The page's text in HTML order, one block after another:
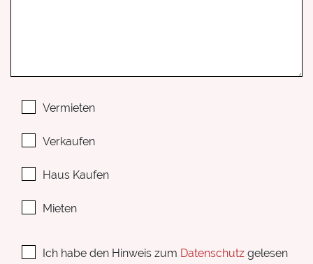
Vermieten
Verkaufen
Haus Kaufen
Mieten
Ich habe den Hinweis zum Datenschutz gelesen